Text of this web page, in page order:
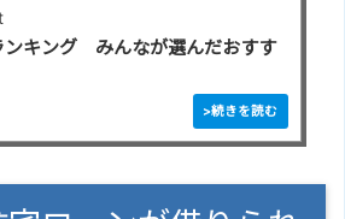
ンキング みんなが選んだおすす